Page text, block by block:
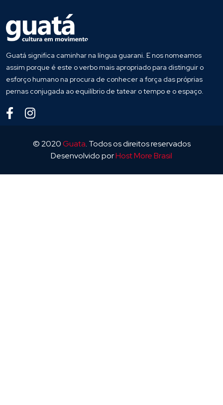
Guatá significa caminhar na língua guarani. E nos nomeamos
assim porque é este o verbo mais apropriado para distinguir o
esforço humano na procura de conhecer a força das próprias
pernas conjugada ao equilíbrio de tatear o tempo e o espaço.
© 2020Guata. Todos os direitos reservados
Desenvolvido porHost More Brasil